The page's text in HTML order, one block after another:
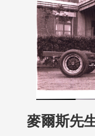
麥爾斯先